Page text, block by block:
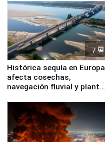
7
Histórica sequía en Europa
afecta cosechas,
navegación fluvial y plantas